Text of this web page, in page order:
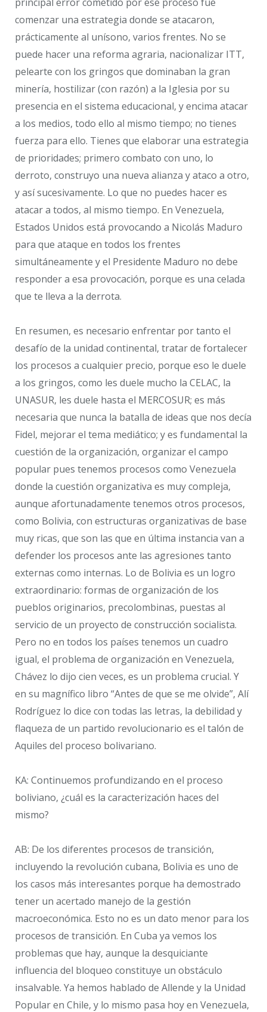
comenzar una estrategia donde se atacaron,
prácticamente al unísono, varios frentes. No se
puede hacer una reforma agraria, nacionalizar ITT,
pelearte con los gringos que dominaban la gran
minería, hostilizar (con razón) a la Iglesia por su
presencia en el sistema educacional, y encima atacar
a los medios, todo ello al mismo tiempo; no tienes
fuerza para ello. Tienes que elaborar una estrategia
de prioridades; primero combato con uno, lo
derroto, construyo una nueva alianza y ataco a otro,
y así sucesivamente. Lo que no puedes hacer es
atacar a todos, al mismo tiempo. En Venezuela,
Estados Unidos está provocando a Nicolás Maduro
para que ataque en todos los frentes
simultáneamente y el Presidente Maduro no debe
responder a esa provocación, porque es una celada
que te lleva a la derrota.
En resumen, es necesario enfrentar por tanto el
desafío de la unidad continental, tratar de fortalecer
los procesos a cualquier precio, porque eso le duele
a los gringos, como les duele mucho la CELAC, la
UNASUR, les duele hasta el MERCOSUR; es más
necesaria que nunca la batalla de ideas que nos decía
Fidel, mejorar el tema mediático; y es fundamental la
cuestión de la organización, organizar el campo
popular pues tenemos procesos como Venezuela
donde la cuestión organizativa es muy compleja,
aunque afortunadamente tenemos otros procesos,
como Bolivia, con estructuras organizativas de base
muy ricas, que son las que en última instancia van a
defender los procesos ante las agresiones tanto
externas como internas. Lo de Bolivia es un logro
extraordinario: formas de organización de los
pueblos originarios, precolombinas, puestas al
servicio de un proyecto de construcción socialista.
Pero no en todos los países tenemos un cuadro
igual, el problema de organización en Venezuela,
Chávez lo dijo cien veces, es un problema crucial. Y
en su magnífico libro “Antes de que se me olvide”, Alí
Rodríguez lo dice con todas las letras, la debilidad y
flaqueza de un partido revolucionario es el talón de
Aquiles del proceso bolivariano.
KA: Continuemos profundizando en el proceso
boliviano, ¿cuál es la caracterización haces del
mismo?
AB: De los diferentes procesos de transición,
incluyendo la revolución cubana, Bolivia es uno de
los casos más interesantes porque ha demostrado
tener un acertado manejo de la gestión
macroeconómica. Esto no es un dato menor para los
procesos de transición. En Cuba ya vemos los
problemas que hay, aunque la desquiciante
influencia del bloqueo constituye un obstáculo
insalvable. Ya hemos hablado de Allende y la Unidad
Popular en Chile, y lo mismo pasa hoy en Venezuela,